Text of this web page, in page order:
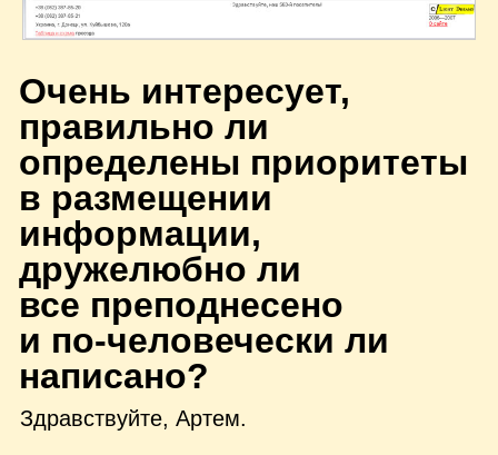
Очень интересует,
правильно ли
определены приоритеты
в размещении
информации,
дружелюбно ли
все преподнесено
и по‑человечески ли
написано?
Здравствуйте, Артем.